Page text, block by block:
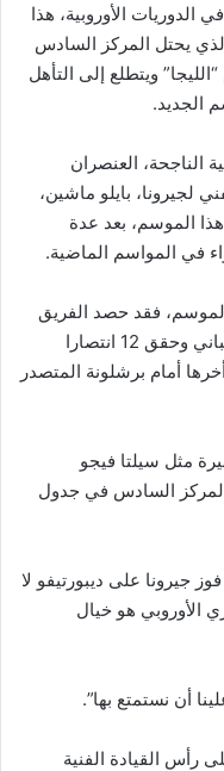
الدوريات الأوروبية، هذا
الذي يحتل المركز السادس
ويتطلع إلى التأهل
الجديد.
الناجحة، العنصران
لجيرونا، بايلو ماشين،
الموسم، بعد عدة
في المواسم الماضية.
فقد حصد الفريق
43 نقطة من 28 مباراة في الدوري الإسباني وحقق 12 انتصارا
أمام برشلونة المتصدر
مثل سيلتا فيجو
المركز السادس في جدول
جيرونا على ديبورتيفو لا
الأوروبي هو خيال
أن نستمتع بها”.
رأس القيادة الفنية